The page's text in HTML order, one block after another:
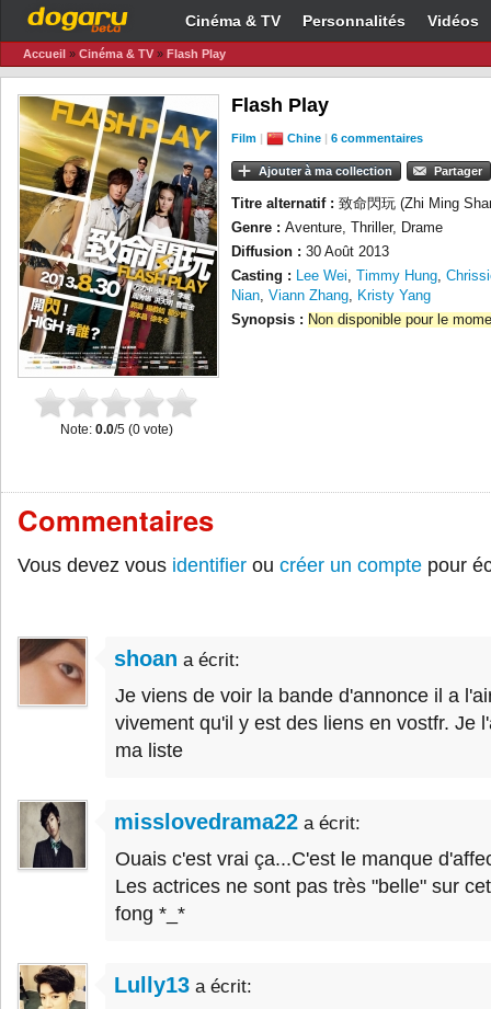
Cinéma & TV Personnalités Vidéos
Accueil » Cinéma & TV » Flash Play
Note: 0.0/5 (0vote)
Flash Play
Film | Chine | 6 commentaires
Ajouter à ma collection Partager
Titre alternatif : 致命閃玩 (Zhi Ming
Genre : Aventure, Thriller, Drame
Diffusion : 30 Août 2013
Casting : Lee Wei, Timmy Hung,
Nian, Viann Zhang, Kristy Yang
Synopsis : Non disponible pour le
Commentaires
Vous devez vous identifier ou créer un compte pour
shoan a écrit:
Je viens de voir la bande d'annonce il a
vivement qu'il y est des liens en vostfr. Je
ma liste
misslovedrama22 a écrit:
Ouais c'est vrai ça...C'est le manque
Les actrices ne sont pas très "belle" sur
fong *_*
Lully13 a écrit: